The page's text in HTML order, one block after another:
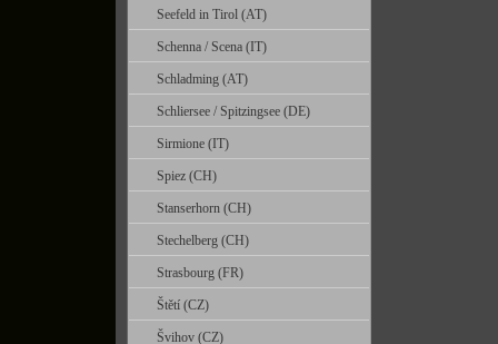
Seefeld in Tirol (AT)
Schenna / Scena (IT)
Schladming (AT)
Schliersee / Spitzingsee (DE)
Sirmione (IT)
Spiez (CH)
Stanserhorn (CH)
Stechelberg (CH)
Strasbourg (FR)
Štětí (CZ)
Švihov (CZ)